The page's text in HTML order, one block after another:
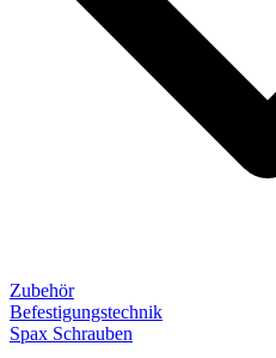
Zubehör
Befestigungstechnik
Spax Schrauben